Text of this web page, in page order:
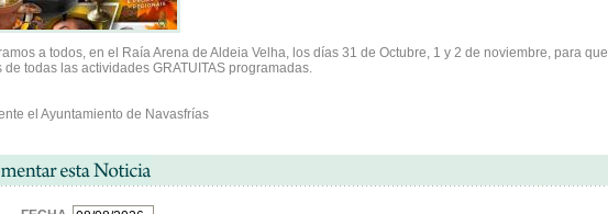
a todos, en el Raía Arena de Aldeia Velha, los días 31 de Octubre, 1 y 2 de noviembre, para que
de todas las actividades GRATUITAS programadas.
el Ayuntamiento de Navasfrías